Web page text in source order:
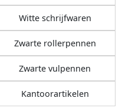
Witte schrijfwaren
Zwarte rollerpennen
Zwarte vulpennen
Kantoorartikelen